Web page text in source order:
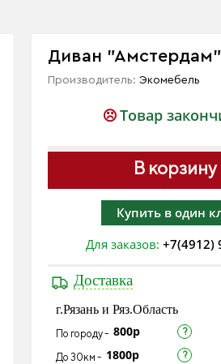
Диван
Производитель:Экомебель
Товар
В корзину
Купить в один
Для заказов:+7(4912)
Доставка
г.Рязань и Ряз.Область
По городу - 800р
До 30км - 1800р